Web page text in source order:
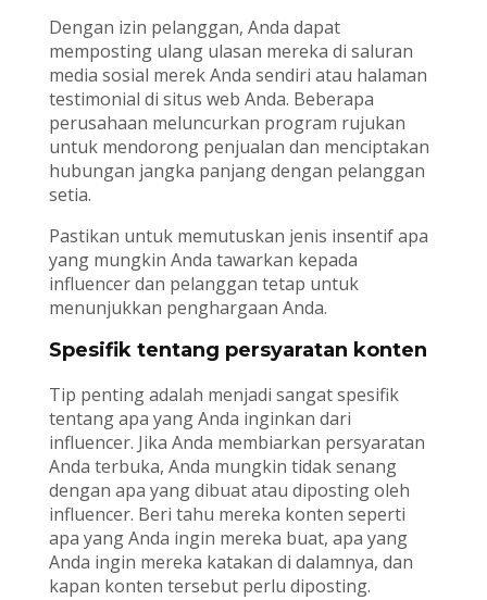
Dengan izin pelanggan, Anda dapat
memposting ulang ulasan mereka di saluran
media sosial merek Anda sendiri atau halaman
testimonial di situs web Anda. Beberapa
perusahaan meluncurkan program rujukan
untuk mendorong penjualan dan menciptakan
hubungan jangka panjang dengan pelanggan
setia.
Pastikan untuk memutuskan jenis insentif apa
yang mungkin Anda tawarkan kepada
influencer dan pelanggan tetap untuk
menunjukkan penghargaan Anda.
Spesifik tentang persyaratan konten
Tip penting adalah menjadi sangat spesifik
tentang apa yang Anda inginkan dari
influencer. Jika Anda membiarkan persyaratan
Anda terbuka, Anda mungkin tidak senang
dengan apa yang dibuat atau diposting oleh
influencer. Beri tahu mereka konten seperti
apa yang Anda ingin mereka buat, apa yang
Anda ingin mereka katakan di dalamnya, dan
kapan konten tersebut perlu diposting.